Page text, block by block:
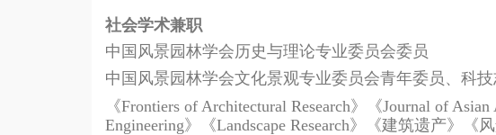
社会学术兼职
中国风景园林学会历史与理论专业委员会委员
中国风景园林学会文化景观专业委员会青年委员、科
《Frontiers of Architectural Research》《Journal of
Engineering》《Landscape Research》《建筑遗产》《